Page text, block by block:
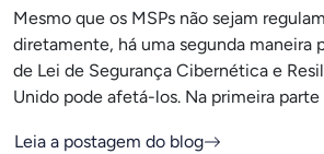
Mesmo que os MSPs não sejam
diretamente, há uma segunda maneira
de Lei de Segurança Cibernética e
Unido pode afetá-los. Na primeira parte
Leia a postagem do blog